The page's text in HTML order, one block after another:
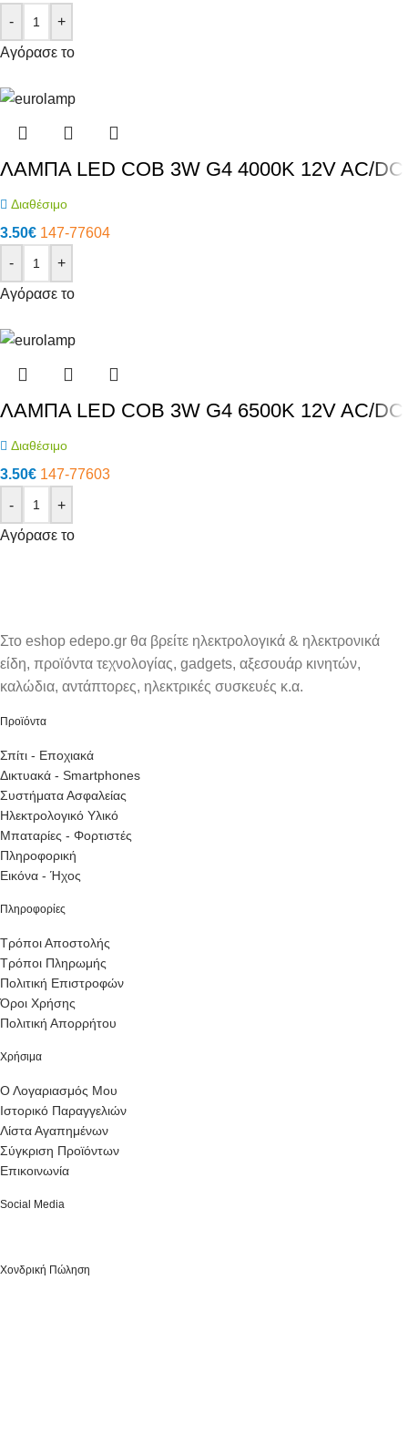
-
+
Αγόρασε το
ΛΑΜΠΑ LED COB 3W G4 4000K 12V AC/DC
Διαθέσιμο
3.50€ 147-77604
-
+
Αγόρασε το
ΛΑΜΠΑ LED COB 3W G4 6500K 12V AC/DC
Διαθέσιμο
3.50€ 147-77603
-
+
Αγόρασε το
Στο eshop edepo.gr θα βρείτε ηλεκτρολογικά & ηλεκτρονικά
είδη, προϊόντα τεχνολογίας, gadgets, αξεσουάρ κινητών,
καλώδια, αντάπτορες, ηλεκτρικές συσκευές κ.α.
Προϊόντα
Σπίτι - Εποχιακά
Δικτυακά - Smartphones
Συστήματα Ασφαλείας
Ηλεκτρολογικό Υλικό
Μπαταρίες - Φορτιστές
Πληροφορική
Εικόνα - Ήχος
Πληροφορίες
Τρόποι Αποστολής
Τρόποι Πληρωμής
Πολιτική Επιστροφών
Όροι Χρήσης
Πολιτική Απορρήτου
Χρήσιμα
Ο Λογαριασμός Μου
Ιστορικό Παραγγελιών
Λίστα Αγαπημένων
Σύγκριση Προϊόντων
Επικοινωνία
Social Media
Χονδρική Πώληση